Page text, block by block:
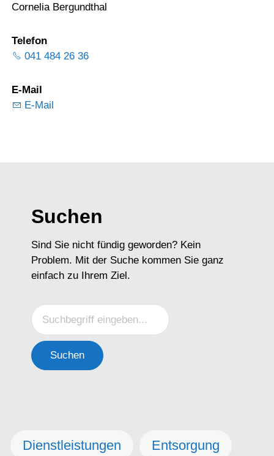
Cornelia Bergundthal
Telefon
041 484 26 36
E-Mail
E-Mail
Suchen
Sind Sie nicht fündig geworden? Kein
Problem. Mit der Suche kommen Sie ganz
einfach zu Ihrem Ziel.
Suchen
Dienstleistungen Entsorgung